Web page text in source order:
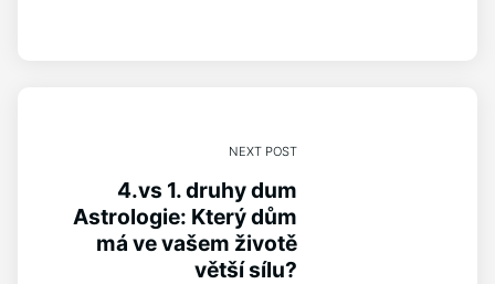
NEXT POST
4.vs 1. druhy dum
Astrologie: Který dům
má ve vašem životě
větší sílu?